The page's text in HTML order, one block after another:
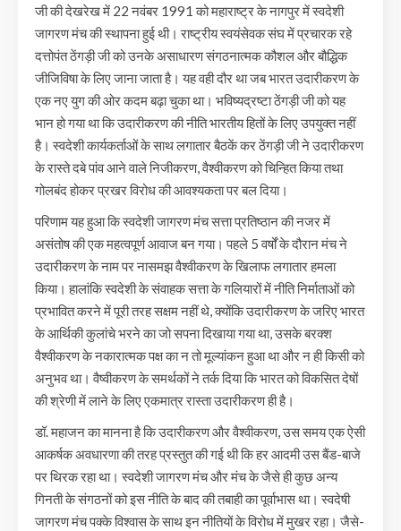
जी की देखरेख में 22 नवंबर 1991 को महाराष्ट्र के नागपुर में स्वदेशी
जागरण मंच की स्थापना हुई थी। राष्ट्रीय स्वयंसेवक संघ में प्रचारक रहे
दत्तोपंत ठेंगड़ी जी को उनके असाधारण संगठनात्मक कौशल और बौद्धिक
जीजिविषा के लिए जाना जाता है। यह वही दौर था जब भारत उदारीकरण के
एक नए युग की ओर कदम बढ़ा चुका था। भविष्यद्रष्टा ठेंगड़ी जी को यह
भान हो गया था कि उदारीकरण की नीति भारतीय हितों के लिए उपयुक्त नहीं
है। स्वदेशी कार्यकर्ताओं के साथ लगातार बैठकें कर ठेंगड़ी जी ने उदारीकरण
के रास्ते दबे पांव आने वाले निजीकरण, वैश्वीकरण को चिन्हित किया तथा
गोलबंद होकर प्रखर विरोध की आवश्यकता पर बल दिया।
परिणाम यह हुआ कि स्वदेशी जागरण मंच सत्ता प्रतिष्ठान की नजर में
असंतोष की एक महत्वपूर्ण आवाज बन गया। पहले 5 वर्षों के दौरान मंच ने
उदारीकरण के नाम पर नासमझ वैश्वीकरण के खिलाफ लगातार हमला
किया। हालांकि स्वदेशी के संवाहक सत्ता के गलियारों में नीति निर्माताओं को
प्रभावित करने में पूरी तरह सक्षम नहीं थे, क्योंकि उदारीकरण के जरिए भारत
के आर्थिकी कुलांचे भरने का जो सपना दिखाया गया था, उसके बरक्श
वैश्वीकरण के नकारात्मक पक्ष का न तो मूल्यांकन हुआ था और न ही किसी को
अनुभव था। वैष्वीकरण के समर्थकों ने तर्क दिया कि भारत को विकसित देषों
की श्रेणी में लाने के लिए एकमात्र रास्ता उदारीकरण ही है।
डॉ. महाजन का मानना है कि उदारीकरण और वैश्वीकरण, उस समय एक ऐसी
आकर्षक अवधारणा की तरह प्रस्तुत की गई थी कि हर आदमी उस बैंड-बाजे
पर थिरक रहा था। स्वदेशी जागरण मंच और मंच के जैसे ही कुछ अन्य
गिनती के संगठनों को इस नीति के बाद की तबाही का पूर्वाभास था। स्वदेषी
जागरण मंच पक्के विश्वास के साथ इन नीतियों के विरोध में मुखर रहा। जैसे-